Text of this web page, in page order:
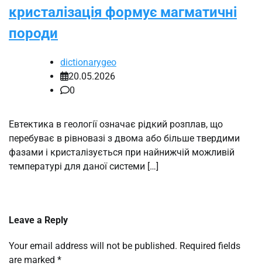
кристалізація формує магматичні
породи
dictionarygeo
20.05.2026
0
Евтектика в геології означає рідкий розплав, що
перебуває в рівновазі з двома або більше твердими
фазами і кристалізується при найнижчій можливій
температурі для даної системи […]
Leave a Reply
Your email address will not be published. Required fields
are marked *